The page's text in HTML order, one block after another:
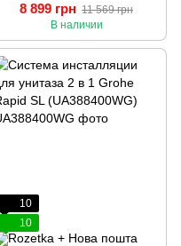
8 899 грн 11 569 грн
В наличии
10
10